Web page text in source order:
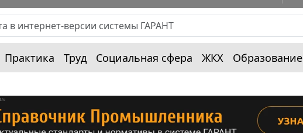
Практика Труд Социальная сфера ЖКХ Образование